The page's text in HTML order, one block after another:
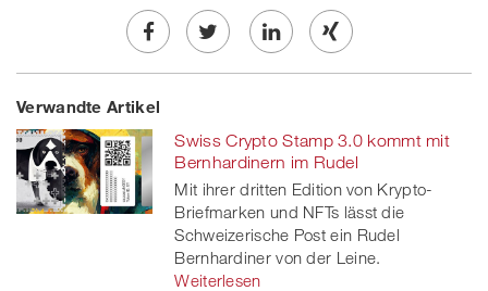
Share
on
Facebook
Twe
on
twitt
er
Share
linkedin
Share
Xing
Verwandte Artikel
Swiss Crypto Stamp 3.0 kommt mit
Bernhardinern im Rudel
Mit ihrer dritten Edition von Krypto-
Briefmarken und NFTs lässt die
Schweizerische Post ein Rudel
Bernhardiner von der Leine.
Weiterlesen